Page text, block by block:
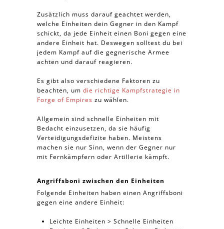
Zusätzlich muss darauf geachtet werden,
welche Einheiten dein Gegner in den Kampf
schickt, da jede Einheit einen Boni gegen eine
andere Einheit hat. Deswegen solltest du bei
jedem Kampf auf die gegnerische Armee
achten und darauf reagieren.
Es gibt also verschiedene Faktoren zu
beachten, um die richtige Kampfstrategie in
Forge of Empires zu wählen.
Allgemein sind schnelle Einheiten mit
Bedacht einzusetzen, da sie häufig
Verteidigungsdefizite haben. Meistens
machen sie nur Sinn, wenn der Gegner nur
mit Fernkämpfern oder Artillerie kämpft.
Angriffsboni zwischen den Einheiten
Folgende Einheiten haben einen Angriffsboni
gegen eine andere Einheit:
Leichte Einheiten > Schnelle Einheiten